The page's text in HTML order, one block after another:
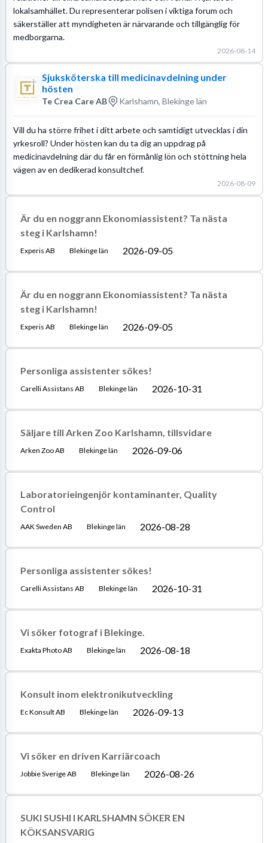
lokalsamhället. Du representerar polisen i viktiga forum och
säkerställer att myndigheten är närvarande och tillgänglig för
medborgarna.
2026-08-14
Sjuksköterska till medicinavdelning under
hösten
Te Crea Care AB Karlshamn, Blekinge län
Vill du ha större frihet i ditt arbete och samtidigt utvecklas i din
yrkesroll? Under hösten kan du ta dig an uppdrag på
medicinavdelning där du får en förmånlig lön och stöttning hela
vägen av en dedikerad konsultchef.
2026-08-09
Är du en noggrann Ekonomiassistent? Ta nästa
steg i Karlshamn!
Experis AB Blekinge län 2026-09-05
Är du en noggrann Ekonomiassistent? Ta nästa
steg i Karlshamn!
Experis AB Blekinge län 2026-09-05
Personliga assistenter sökes!
Carelli Assistans AB Blekinge län 2026-10-31
Säljare till Arken Zoo Karlshamn, tillsvidare
Arken Zoo AB Blekinge län 2026-09-06
Laboratorieingenjör kontaminanter, Quality
Control
AAK Sweden AB Blekinge län 2026-08-28
Personliga assistenter sökes!
Carelli Assistans AB Blekinge län 2026-10-31
Vi söker fotograf i Blekinge.
Exakta Photo AB Blekinge län 2026-08-18
Konsult inom elektronikutveckling
Ec Konsult AB Blekinge län 2026-09-13
Vi söker en driven Karriärcoach
Jobbie Sverige AB Blekinge län 2026-08-26
SUKI SUSHI I KARLSHAMN SÖKER EN
KÖKSANSVARIG